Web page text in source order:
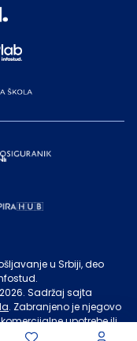
u Srbiji, deo
2026. Sadržaj sajta
. Zabranjeno je njegovo
upotrebe ili
sajta.